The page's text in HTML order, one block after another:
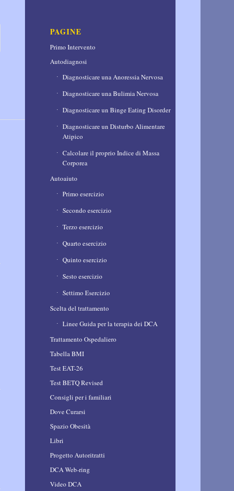
PAGINE
Primo Intervento
Autodiagnosi
Diagnosticare una Anoressia Nervosa
Diagnosticare una Bulimia Nervosa
Diagnosticare un Binge Eating Disorder
Diagnosticare un Disturbo Alimentare
Atipico
Calcolare il proprio Indice di Massa
Corporea
Autoaiuto
Primo esercizio
Secondo esercizio
Terzo esercizio
Quarto esercizio
Quinto esercizio
Sesto esercizio
Settimo Esercizio
Scelta del trattamento
Linee Guida per la terapia dei DCA
Trattamento Ospedaliero
Tabella BMI
Test EAT-26
Test BETQ Revised
Consigli per i familiari
Dove Curarsi
Spazio Obesità
Libri
Progetto Autoritratti
DCA Web-ring
Video DCA